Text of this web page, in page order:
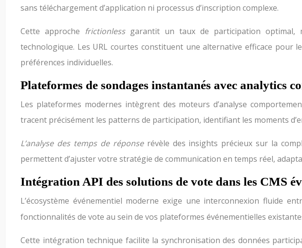
sans téléchargement d’application ni processus d’inscription complexe.
Cette approche frictionless garantit un taux de participation optimal,
technologique. Les URL courtes constituent une alternative efficace pour
préférences individuelles.
Plateformes de sondages instantanés avec analytics
Les plateformes modernes intègrent des moteurs d’analyse
tracent précisément les patterns de participation, identifiant les moments
L’analyse des temps de réponse révèle des insights précieux sur la
permettent d’ajuster votre stratégie de communication en temps réel,
Intégration API des solutions de vote dans les CMS
L’écosystème événementiel moderne exige une interconnexion fluide
fonctionnalités de vote au sein de vos plateformes événementielles
Cette intégration technique facilite la synchronisation des données